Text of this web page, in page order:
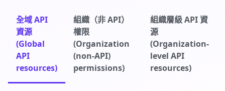
全域 API
資源
(Global
API
resources)
組織（非 API）
權限
(Organization
(non-API)
permissions)
組織層級 API 資
源
(Organization-
level API
resources)